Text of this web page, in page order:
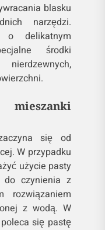
blasku
narzędzi.
o delikatnym
środki
się od
W przypadku
użycie pasty
do czynienia z
rozwiązaniem
z wodą. W
się pastę